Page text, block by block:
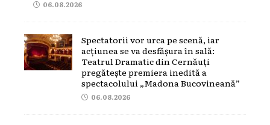
06.08.2026
Spectatorii vor urca pe scenă, iar
acțiunea se va desfășura în sală:
Teatrul Dramatic din Cernăuți
pregătește premiera inedită a
spectacolului „Madona Bucovineană”
06.08.2026